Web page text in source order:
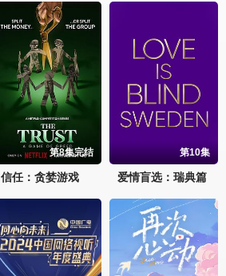
第8集完结
信任：贪婪游戏
第10集
爱情盲选：瑞典篇